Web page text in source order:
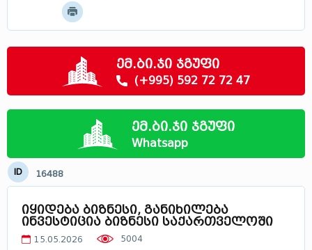
მცხეთა - მთიანეთი
სამცხე - ჯავახეთი
ლეჩხუმი
საქართველოში
ემ.ბი.ჯი ჯგუფი
(+995) 592 72 72 47
ემ.ბი.ჯი ჯგუფი
Whatsapp
ID 16488
იყიდება ბიზნესი, განიხილება
ინვესტიცია ბიზნესი საქართველოში
15.05.2026 5004